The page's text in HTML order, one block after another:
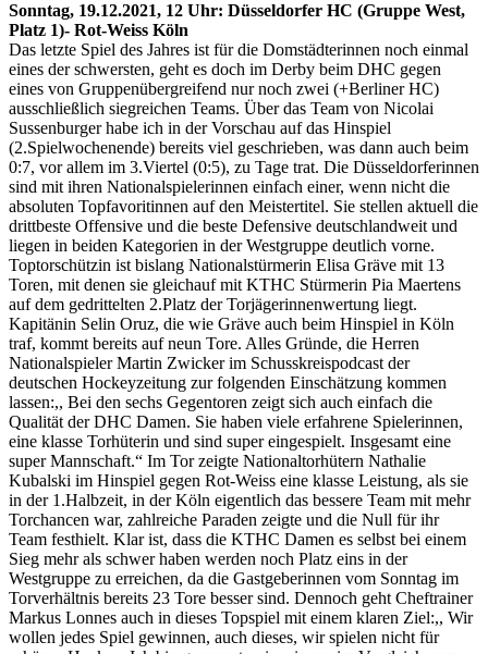
Sonntag, 19.12.2021, 12 Uhr: Düsseldorfer HC (Gruppe West,
Platz 1)- Rot-Weiss Köln
Das letzte Spiel des Jahres ist für die Domstädterinnen noch einmal
eines der schwersten, geht es doch im Derby beim DHC gegen
eines von Gruppenübergreifend nur noch zwei (+Berliner HC)
ausschließlich siegreichen Teams. Über das Team von Nicolai
Sussenburger habe ich in der Vorschau auf das Hinspiel
(2.Spielwochenende) bereits viel geschrieben, was dann auch beim
0:7, vor allem im 3.Viertel (0:5), zu Tage trat. Die Düsseldorferinnen
sind mit ihren Nationalspielerinnen einfach einer, wenn nicht die
absoluten Topfavoritinnen auf den Meistertitel. Sie stellen aktuell die
drittbeste Offensive und die beste Defensive deutschlandweit und
liegen in beiden Kategorien in der Westgruppe deutlich vorne.
Toptorschützin ist bislang Nationalstürmerin Elisa Gräve mit 13
Toren, mit denen sie gleichauf mit KTHC Stürmerin Pia Maertens
auf dem gedrittelten 2.Platz der Torjägerinnenwertung liegt.
Kapitänin Selin Oruz, die wie Gräve auch beim Hinspiel in Köln
traf, kommt bereits auf neun Tore. Alles Gründe, die Herren
Nationalspieler Martin Zwicker im Schusskreispodcast der
deutschen Hockeyzeitung zur folgenden Einschätzung kommen
lassen:,, Bei den sechs Gegentoren zeigt sich auch einfach die
Qualität der DHC Damen. Sie haben viele erfahrene Spielerinnen,
eine klasse Torhüterin und sind super eingespielt. Insgesamt eine
super Mannschaft.“ Im Tor zeigte Nationaltorhütern Nathalie
Kubalski im Hinspiel gegen Rot-Weiss eine klasse Leistung, als sie
in der 1.Halbzeit, in der Köln eigentlich das bessere Team mit mehr
Torchancen war, zahlreiche Paraden zeigte und die Null für ihr
Team festhielt. Klar ist, dass die KTHC Damen es selbst bei einem
Sieg mehr als schwer haben werden noch Platz eins in der
Westgruppe zu erreichen, da die Gastgeberinnen vom Sonntag im
Torverhältnis bereits 23 Tore besser sind. Dennoch geht Cheftrainer
Markus Lonnes auch in dieses Topspiel mit einem klaren Ziel:,, Wir
wollen jedes Spiel gewinnen, auch dieses, wir spielen nicht für